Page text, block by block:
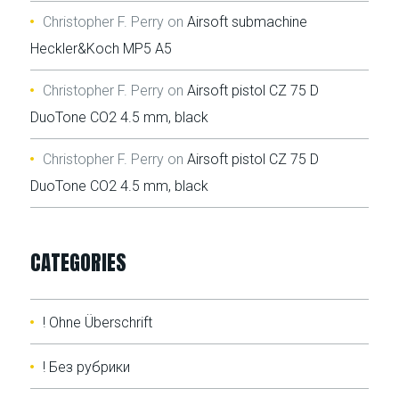
Christopher F. Perry on Airsoft submachine
Heckler&Koch MP5 A5
Christopher F. Perry on Airsoft pistol CZ 75 D
DuoTone CO2 4.5 mm, black
Christopher F. Perry on Airsoft pistol CZ 75 D
DuoTone CO2 4.5 mm, black
CATEGORIES
! Ohne Überschrift
! Без рубрики